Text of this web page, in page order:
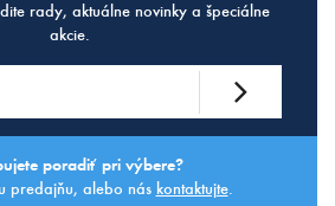
rady, aktuálne novinky a špeciálne
akcie.
poradiť pri výbere?
predajňu, alebo nás kontaktujte.